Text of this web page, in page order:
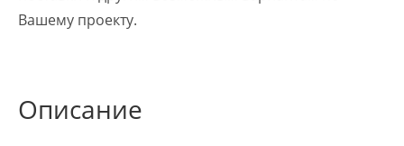
Вашему проекту.
Описание